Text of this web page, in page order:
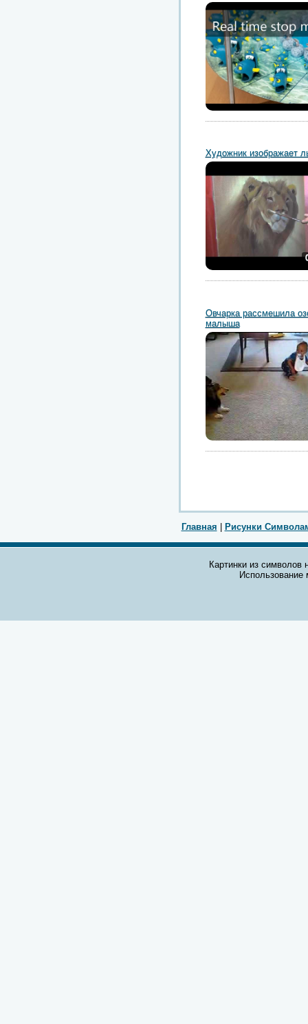
Художник изображает
Овчарка рассмешила
малыша
Главная Рисунки
Картинки из символов
Использование